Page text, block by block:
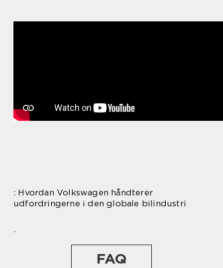
: Hvordan Volkswagen håndterer
udfordringerne i den globale bilindustri
.
FAQ